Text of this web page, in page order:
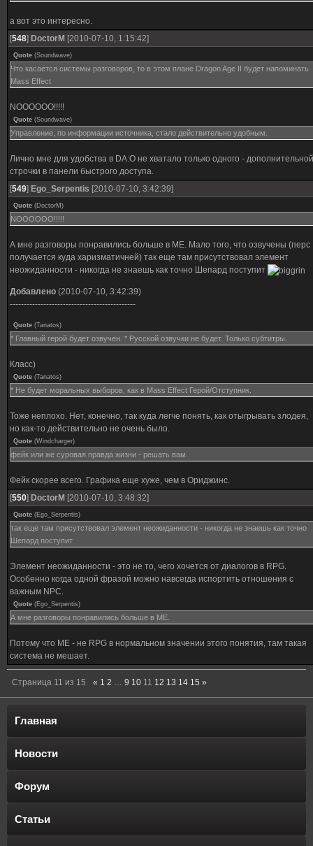
а вот это интересно.
[548] DoctorM [2010-07-10, 1:15:42]
Quote (Soundwave)
Что касается системы разговоров, то в этом плане Dragon Age II будет напоминать
Mass Effect
NOOOOOO!!!!!
Quote (Soundwave)
Управление, по информации источника, стало действительно удобным.
Лично мне для удобства в DA:O не хватало только одного - дополнительной
строчки в панели быстрого доступа.
[549] Ego_Serpentis [2010-07-10, 3:42:39]
Quote (DoctorM )
NOOOOOO!!!!!
А мне разговоры понравились больше в МЕ. Мало того, что озвучены (перс
получается куда харизматичней) так еще там присутствовал элемент
неожиданности - никогда не знаешь как точно Шепард поступит
Добавлено (2010-07-10, 3:42:39)
---------------------------------------------
Quote (Tanatos)
* Главный герой будет озвучен. * Русской озвучки не будет. Только субтитры.
Класс)
Quote (Tanatos)
* Не будет моральных выборов, как в Mass Effect Герой/Отступник.
Тоже неплохо. Нет, конечно, так куда легче понять, как отыгрывать злодея,
но как-то действительно не очень было.
Quote (Windcharger)
фейк или же суровая правда жизни - решать вам.
Фейк скорее всего. Графика еще хуже, чем в Ориджинс.
[550] DoctorM [2010-07-10, 3:48:32]
Quote (Ego_Serpentis)
так еще там присутствовал элемент неожиданности - никогда не знаешь как точно
Шепард поступит
Элемент неожиданности - это не то, чего хочется от диалогов в RPG.
Особенно когда одной фразой можно навсегда испортить отношения с
важным NPC.
Quote (Ego_Serpentis)
А мне разговоры понравились больше в МЕ.
Потому что МЕ - не RPG в нормальном значении этого понятия, там такая
система не мешает.
Страница 11 из 15 « 1 2 … 9 10 11 12 13 14 15 »
Главная
Новости
Форум
Статьи